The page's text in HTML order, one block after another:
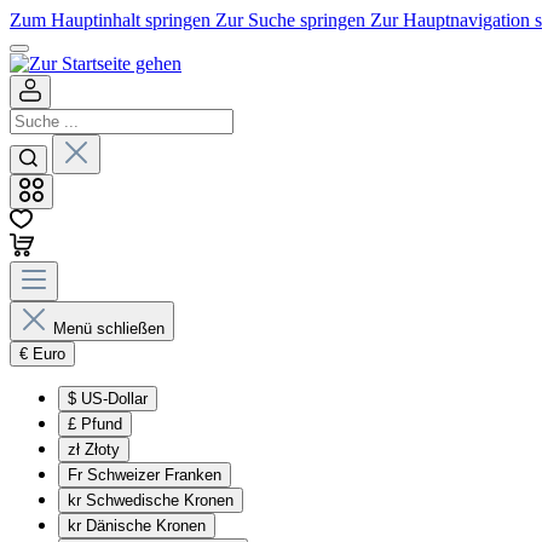
Zum Hauptinhalt springen Zur Suche springen Zur Hauptnavigation
Menü schließen
€ Euro
$ US-Dollar
£ Pfund
zł Złoty
Fr Schweizer Franken
kr Schwedische Kronen
kr Dänische Kronen